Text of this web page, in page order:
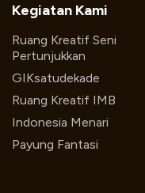
Kegiatan Kami
Ruang Kreatif Seni
Pertunjukkan
GIKsatudekade
Ruang Kreatif IMB
Indonesia Menari
Payung Fantasi